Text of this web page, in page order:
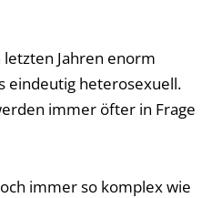
letzten Jahren enorm
eindeutig heterosexuell.
immer öfter in Frage
immer so komplex wie